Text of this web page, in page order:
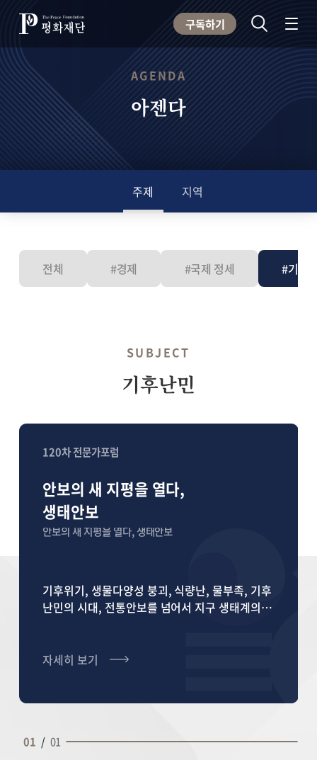
구독하기
AGENDA
아젠다
주제 지역
전체 #경제 #국제 정세 #기후
SUBJECT
기후난민
120차 전문가포럼
안보의 새 지평을 열다,
생태안보
안보의 새 지평을 열다, 생태안보
기후위기, 생물다양성 붕괴, 식량난, 물부족, 기후
난민의 시대, 전통안보를 넘어서 지구 생태계의 파
살펴본다.
자세히 보기
01 / 01